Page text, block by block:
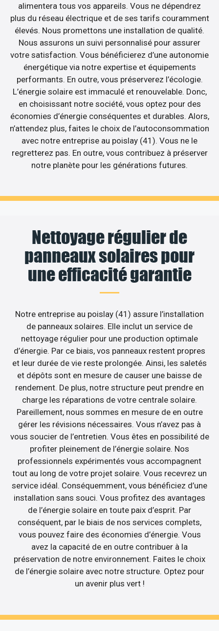
alimentera tous vos appareils. Vous ne dépendrez
plus du réseau électrique et de ses tarifs couramment
élevés. Nous promettons une installation de qualité.
Nous assurons un suivi personnalisé pour assurer
votre satisfaction. Vous bénéficierez d’une autonomie
énergétique via notre expertise et équipements
performants. En outre, vous préserverez l’écologie.
L’énergie solaire est immaculé et renouvelable. Donc,
en choisissant notre société, vous optez pour des
économies d’énergie conséquentes et durables. Alors,
n’attendez plus, faites le choix de l’autoconsommation
avec notre entreprise au poislay (41). Vous ne le
regretterez pas. En outre, vous contribuez à préserver
notre planète pour les générations futures.
Nettoyage régulier de
panneaux solaires pour
une efficacité garantie
Notre entreprise au poislay (41) assure l’installation
de panneaux solaires. Elle inclut un service de
nettoyage régulier pour une production optimale
d’énergie. Par ce biais, vos panneaux restent propres
et leur durée de vie reste prolongée. Ainsi, les saletés
et dépôts sont en mesure de causer une baisse de
rendement. De plus, notre structure peut prendre en
charge les réparations de votre centrale solaire.
Pareillement, nous sommes en mesure de en outre
gérer les révisions nécessaires. Vous n’avez pas à
vous soucier de l’entretien. Vous êtes en possibilité de
profiter pleinement de l’énergie solaire. Nos
professionnels expérimentés vous accompagnent
tout au long de votre projet solaire. Vous recevrez un
service idéal. Conséquemment, vous bénéficiez d’une
installation sans souci. Vous profitez des avantages
de l’énergie solaire en toute paix d’esprit. Par
conséquent, par le biais de nos services complets,
vous pouvez faire des économies d’énergie. Vous
avez la capacité de en outre contribuer à la
préservation de notre environnement. Faites le choix
de l’énergie solaire avec notre structure. Optez pour
un avenir plus vert !